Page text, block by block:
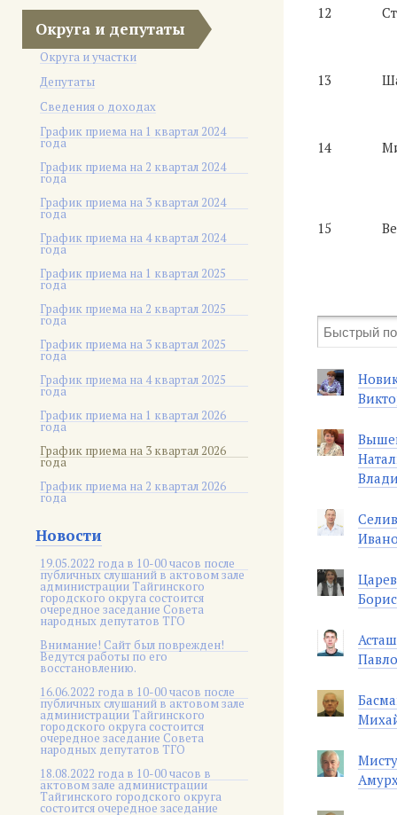
Округа и депутаты
Округа и участки
Депутаты
Сведения о доходах
График приема на 1 квартал 2024
года
График приема на 2 квартал 2024
года
График приема на 3 квартал 2024
года
График приема на 4 квартал 2024
года
График приема на 1 квартал 2025
года
График приема на 2 квартал 2025
года
График приема на 3 квартал 2025
года
График приема на 4 квартал 2025
года
График приема на 1 квартал 2026
года
График приема на 3 квартал 2026
года
График приема на 2 квартал 2026
года
Новости
19.05.2022 года в 10-00 часов после
публичных слушаний в актовом зале
администрации Тайгинского
городского округа состоится
очередное заседание Совета
народных депутатов ТГО
Внимание! Сайт был поврежден!
Ведутся работы по его
восстановлению.
16.06.2022 года в 10-00 часов после
публичных слушаний в актовом зале
администрации Тайгинского
городского округа состоится
очередное заседание Совета
народных депутатов ТГО
18.08.2022 года в 10-00 часов в
актовом зале администрации
Тайгинского городского округа
состоится очередное заседание
12
13
14
15